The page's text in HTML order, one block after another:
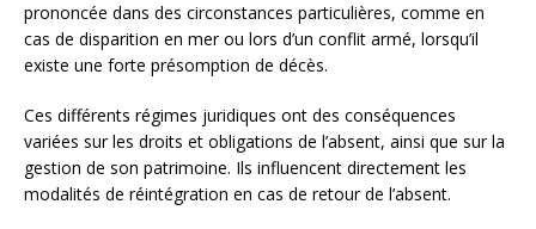
prononcée dans des circonstances particulières, comme en
cas de disparition en mer ou lors d’un conflit armé, lorsqu’il
existe une forte présomption de décès.
Ces différents régimes juridiques ont des conséquences
variées sur les droits et obligations de l’absent, ainsi que sur la
gestion de son patrimoine. Ils influencent directement les
modalités de réintégration en cas de retour de l’absent.